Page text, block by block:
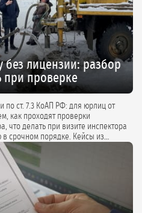
лицензии: разбор
при проверке
по ст. 7.3 КоАП РФ: для юрлиц от
что делать при визите инспектора
Кейсы из